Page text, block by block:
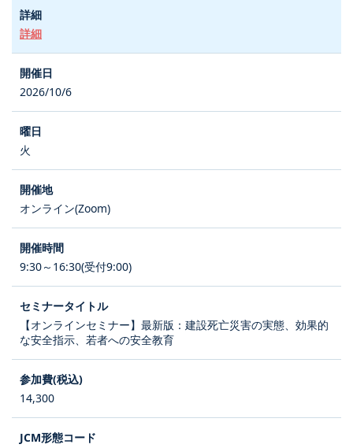
詳細
2026/10/6
火
オンライン(Zoom)
9:30～16:30(受付9:00)
【オンラインセミナー】最新版：建設死亡災害の実態、効果的
な安全指示、若者への安全教育
14,300